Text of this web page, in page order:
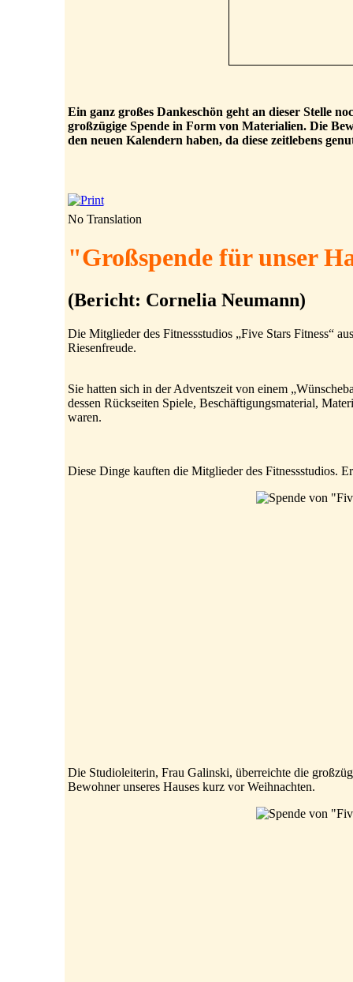
Ein ganz großes Dankeschön geht an dieser Stelle
großzügige Spende in Form von Materialien. Die
den neuen Kalendern haben, da diese zeitlebens
No Translation
"Großspende für unser
(Bericht: Cornelia Neumann)
Die Mitglieder des Fitnessstudios „Five Stars Fitness“
Riesenfreude.
Sie hatten sich in der Adventszeit von einem
dessen Rückseiten Spiele, Beschäftigungsmaterial,
waren.
Diese Dinge kauften die Mitglieder des Fitnessstudios.
Die Studioleiterin, Frau Galinski, überreichte die
Bewohner unseres Hauses kurz vor Weihnachten.